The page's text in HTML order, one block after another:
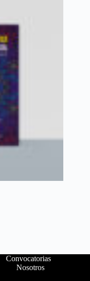
Convocatorias
Nosotros